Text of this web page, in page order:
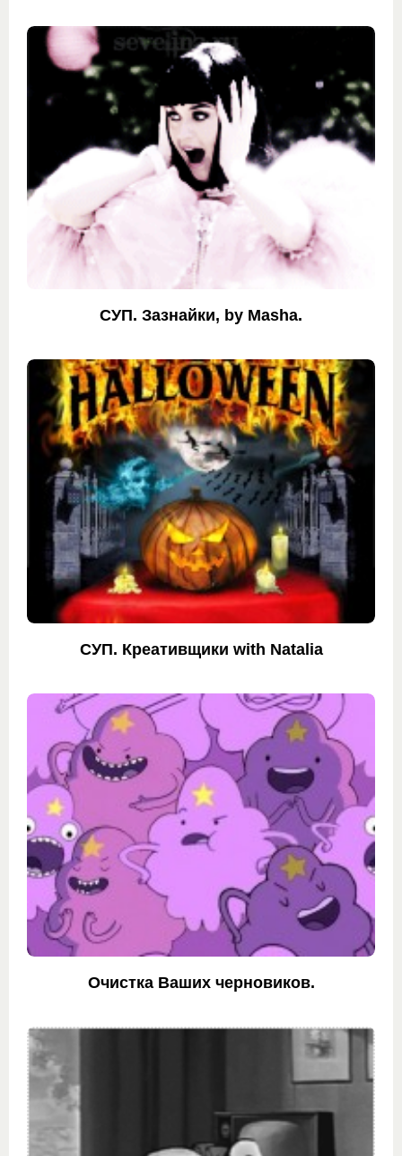
СУП. Зазнайки, by Masha.
СУП. Креативщики with Natalia
Очистка Ваших черновиков.